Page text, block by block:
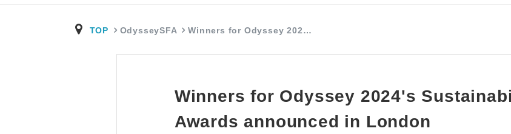
TOP OdysseySFA Winners for Odyssey 202…
Winners for Odyssey 2024's
Awards announced in London